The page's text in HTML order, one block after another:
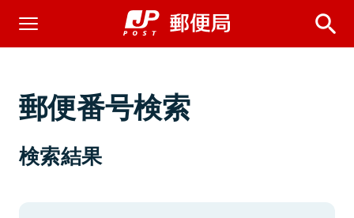
郵便番号検索
検索結果